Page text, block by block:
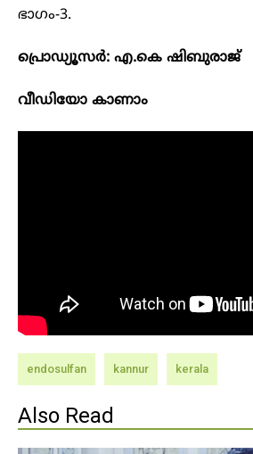
ഭാഗം-3.
പ്രൊഡ്യൂസർ: എ.കെ ഷിബുരാജ്
വീഡിയോ കാണാം
endosulfan kannur kerala
Also Read